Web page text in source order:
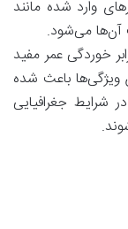
وارد شده مانند
آن‌ها می‌شود.
خوردگی عمر مفید
ویژگی‌ها باعث شده
جغرافیایی